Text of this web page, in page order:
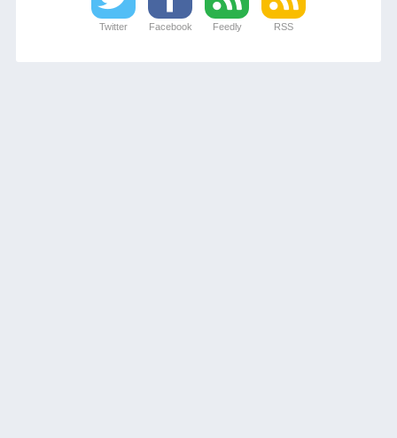
Twitter Facebook Feedly RSS